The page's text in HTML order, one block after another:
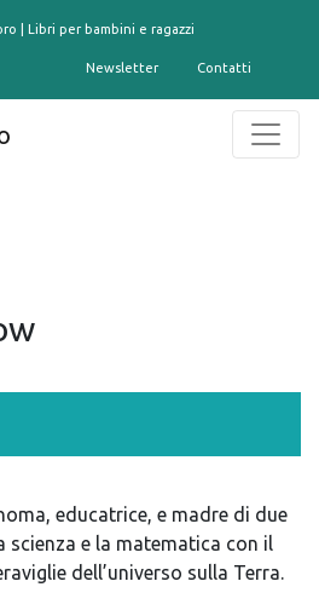
| Libri per bambini e ragazzi
Newsletter Contatti
educatrice, e madre di due
scienza e la matematica con il
dell’universo sulla Terra.